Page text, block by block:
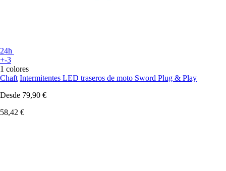
24h
+-3
1 colores
Chaft Intermitentes LED traseros de moto Sword Plug & Play
Desde 79,90 €
58,42 €